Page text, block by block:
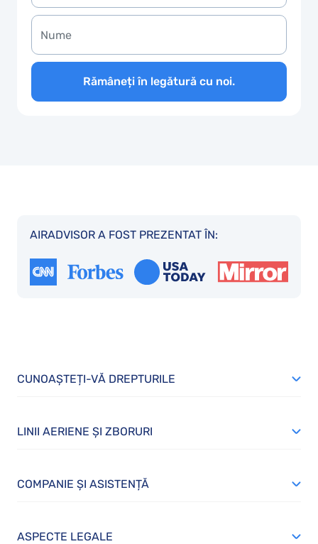
Rămâneți în legătură cu noi.
AIRADVISOR A FOST PREZENTAT ÎN:
CUNOAȘTEȚI-VĂ DREPTURILE
LINII AERIENE ȘI ZBORURI
COMPANIE ȘI ASISTENȚĂ
ASPECTE LEGALE